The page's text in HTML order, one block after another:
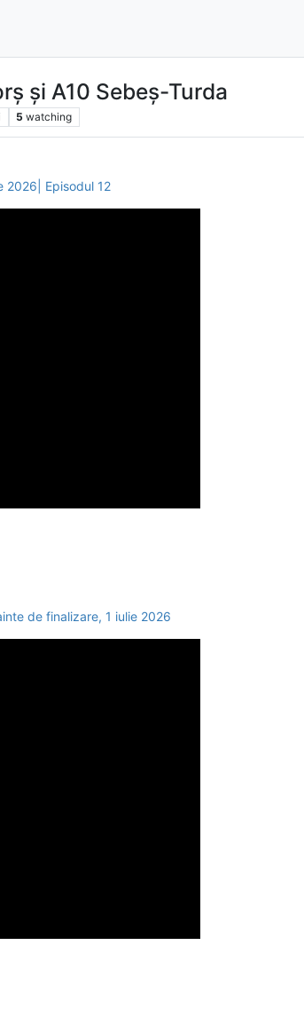
și A10 Sebeș-Turda
5 watching
2026| Episodul 12
de finalizare, 1 iulie 2026